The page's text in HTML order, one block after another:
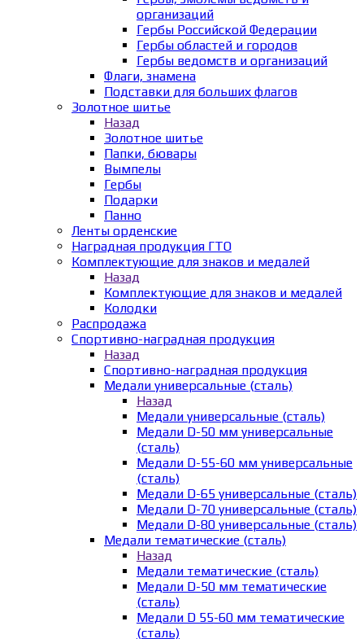
организаций
Гербы Российской Федерации
Гербы областей и городов
Гербы ведомств и организаций
Флаги, знамена
Подставки для больших флагов
Золотное шитье
Назад
Золотное шитье
Папки, бювары
Вымпелы
Гербы
Подарки
Панно
Ленты орденские
Наградная продукция ГТО
Комплектующие для знаков и медалей
Назад
Комплектующие для знаков и медалей
Колодки
Распродажа
Спортивно-наградная продукция
Назад
Спортивно-наградная продукция
Медали универсальные (сталь)
Назад
Медали универсальные (сталь)
Медали D-50 мм универсальные
(сталь)
Медали D-55-60 мм универсальные
(сталь)
Медали D-65 универсальные (сталь)
Медали D-70 универсальные (сталь)
Медали D-80 универсальные (сталь)
Медали тематические (сталь)
Назад
Медали тематические (сталь)
Медали D-50 мм тематические
(сталь)
Медали D 55-60 мм тематические
(сталь)